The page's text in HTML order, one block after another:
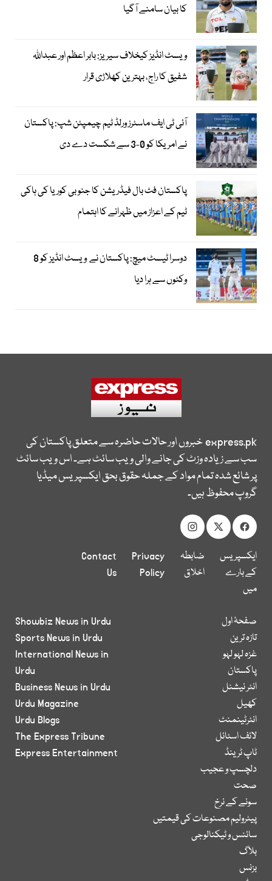
کا بیان سامنے آگیا
ویسٹ انڈیز کیخلاف سیریز: بابر اعظم اور عبداللہ
شفیق کا راج، بہترین کھلاڑی قرار
آئی ٹی ایف ماسٹرز ورلڈ ٹیم چیمپئن شپ: پاکستان
نے امریکا کو 0-3 سے شکست دے دی
پاکستان فٹ بال فیڈریشن کا جنوبی کوریا کی ہاکی
ٹیم کے اعزاز میں ظہرانے کا اہتمام
دوسرا ٹیسٹ میچ: پاکستان نے ویسٹ انڈیز کو 8
وکٹوں سے ہرا دیا
express.pkخبروں اور حالات حاضرہ سے متعلق پاکستان کی
سب سے زیادہ وزٹ کی جانے والی ویب سائٹ ہے۔ اس ویب سائٹ
پر شائع شدہ تمام مواد کے جملہ حقوق بحق ایکسپریس میڈیا
گروپ محفوظ ہیں۔
ایکسپریس
کے بارے
میں
ضابطہ
اخلاق
Privacy
Policy
Contact
Us
صفحۂ اول
تازہ ترین
غزہ لہو لہو
پاکستان
انٹر نیشنل
کھیل
انٹرٹینمنٹ
لائف اسٹائل
ٹاپ ٹرینڈ
دلچسپ و عجیب
صحت
سونے کے نرخ
پیٹرولیم مصنوعات کی قیمتیں
سائنس و ٹیکنالوجی
بلاگ
بزنس
Showbiz News in Urdu
Sports News in Urdu
International News in
Urdu
Business News in Urdu
Urdu Magazine
Urdu Blogs
The Express Tribune
Express Entertainment